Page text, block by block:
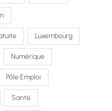
Luxembourg
Numérique
Pôle Emploi
Santé